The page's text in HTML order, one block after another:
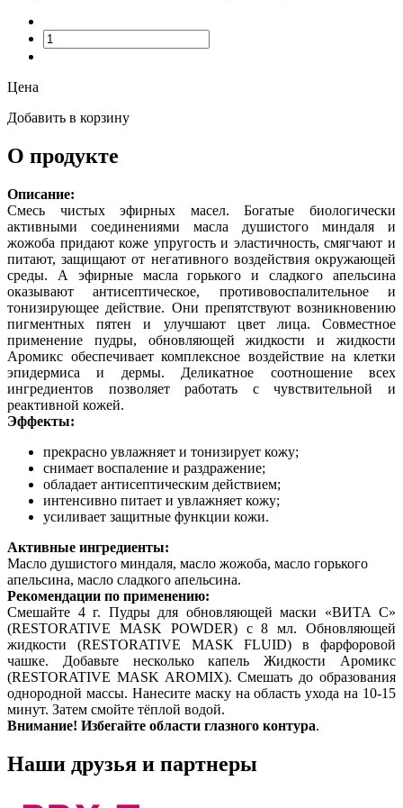
Цена
Добавить в корзину
О продукте
Описание:
Смесь чистых эфирных масел. Богатые биологически
активными соединениями масла душистого миндаля и
жожоба придают коже упругость и эластичность, смягчают и
питают, защищают от негативного воздействия окружающей
среды. А эфирные масла горького и сладкого апельсина
оказывают антисептическое, противовоспалительное и
тонизирующее действие. Они препятствуют возникновению
пигментных пятен и улучшают цвет лица. Совместное
применение пудры, обновляющей жидкости и жидкости
Аромикс обеспечивает комплексное воздействие на клетки
эпидермиса и дермы. Деликатное соотношение всех
ингредиентов позволяет работать с чувствительной и
реактивной кожей.
Эффекты:
прекрасно увлажняет и тонизирует кожу;
снимает воспаление и раздражение;
обладает антисептическим действием;
интенсивно питает и увлажняет кожу;
усиливает защитные функции кожи.
Активные ингредиенты:
Масло душистого миндаля, масло жожоба, масло горького
апельсина, масло сладкого апельсина.
Рекомендации по применению:
Смешайте 4 г. Пудры для обновляющей маски «ВИТА С»
(RESTORATIVE MASK POWDER) с 8 мл. Обновляющей
жидкости (RESTORATIVE MASK FLUID) в фарфоровой
чашке. Добавьте несколько капель Жидкости Аромикс
(RESTORATIVE MASK AROMIX). Смешать до образования
однородной массы. Нанесите маску на область ухода на 10-15
минут. Затем смойте тёплой водой.
Внимание! Избегайте области глазного контура.
Наши друзья и партнеры